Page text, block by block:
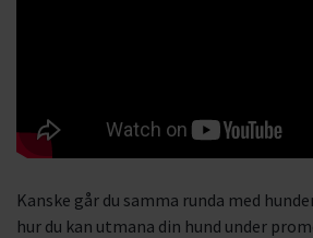
Eftersök & viltspår
Hjälp för hundklubbar
Kanske går du samma runda med
hur du kan utmana din hund under